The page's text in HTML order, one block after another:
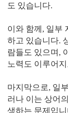
도 있습니다.
이와 함께, 일부
하고 있습니다.
람들도 있으며,
노력도 이루어
마지막으로, 일
러나 이는 상어
생하는 문제입